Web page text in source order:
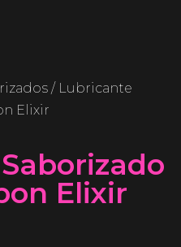
/ Lubricante
Elixir
Elixir